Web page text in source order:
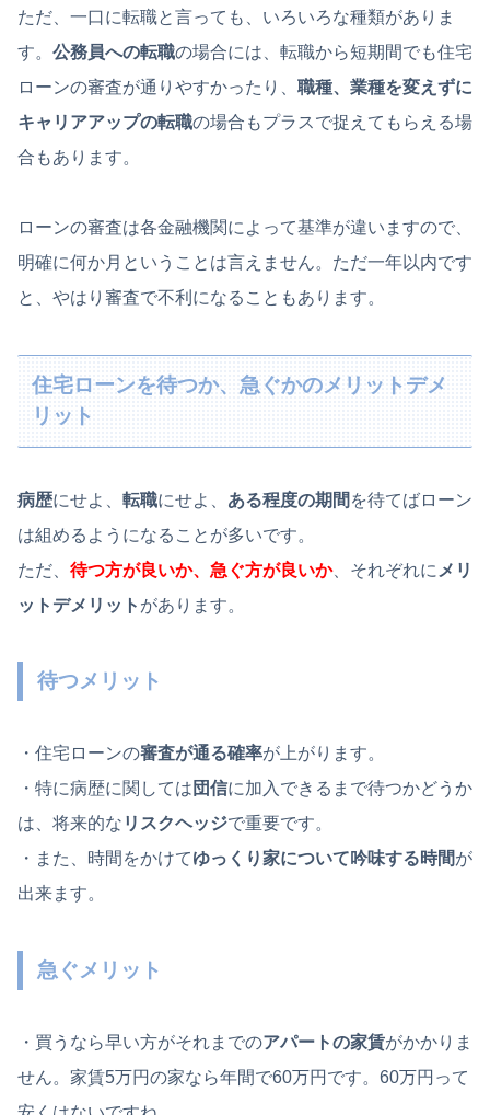
ただ、一口に転職と言っても、いろいろな種類がありま
す。 公務員への転職の場合には、転職から短期間でも住宅
ローンの審査が通りやすかったり、 職種、業種を変えずに
キャリアアップの転職の場合もプラスで捉えてもらえる場
合もあります。
ローンの審査は各金融機関によって基準が違いますので、
明確に何か月ということは言えません。ただ一年以内です
と、やはり審査で不利になることもあります。
住宅ローンを待つか、急ぐかのメリットデメ
リット
病歴にせよ、 転職にせよ、 ある程度の期間 を待てばローン
は組めるようになることが多いです。
ただ、 待つ方が良いか、急ぐ方が良いか、それぞれに メリ
ットデメリット があります。
待つメリット
・住宅ローンの審査が通る確率が上がります。
・特に病歴に関しては 団信に加入できるまで待つかどうか
は、将来的な リスクヘッジで重要です。
・また、時間をかけてゆっくり家について吟味する時間が
出来ます。
急ぐメリット
・買うなら早い方がそれまでのアパートの家賃がかかりま
せん。家賃5万円の家なら年間で60万円です。60万円って